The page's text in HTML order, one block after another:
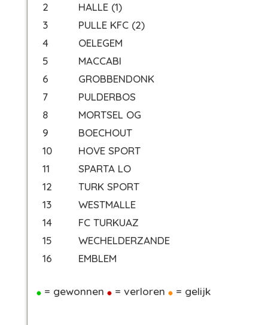
2
HALLE (1)
3
PULLE KFC (2)
4
OELEGEM
5
MACCABI
6
GROBBENDONK
7
PULDERBOS
8
MORTSEL OG
9
BOECHOUT
10
HOVE SPORT
11
SPARTA LO
12
TURK SPORT
13
WESTMALLE
14
FC TURKUAZ
15
WECHELDERZANDE
16
EMBLEM
= gewonnen = verloren = gelijk